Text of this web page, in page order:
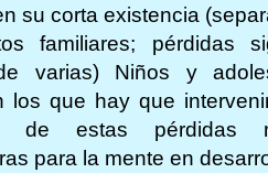
su corta existencia
familiares; pérdidas
varias) Niños y
los que hay que
de estas pérdidas
para la mente en